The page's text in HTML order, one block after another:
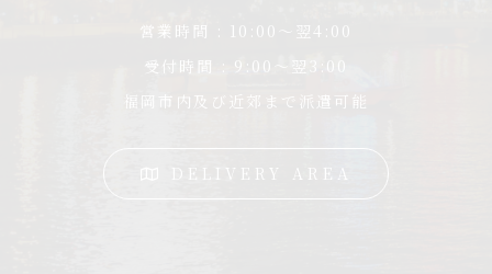
営業時間 : 10:00〜翌4:00
受付時間 : 9:00〜翌3:00
福岡市内及び近郊まで派遣可能
DELIVERY AREA